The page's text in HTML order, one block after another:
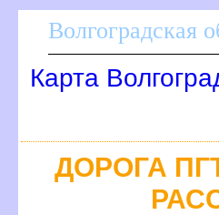
олгоградская
Карта
ДОРОГА